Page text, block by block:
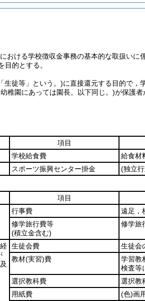
における学校徴収金事務の基本的な取扱いに
的とする。
生徒等」という。)に直接還元する目的で，
稚園にあっては園長。以下同じ。)が保護者
項目
学校給食費
給食材
スポーツ振興センター掛金 (独立
項目
行事費
遠足，
修学旅行費等
(積立金含む)
修学旅
生徒会費
生徒会
教材(実習)費
学習教
検査等
選択教科費
選択教
用紙費 (色)画